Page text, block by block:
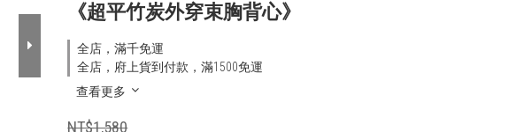
《超平竹炭外穿束胸背心》
全店，滿千免運
全店，府上貨到付款，滿1500免運
查看更多
NT$1,580